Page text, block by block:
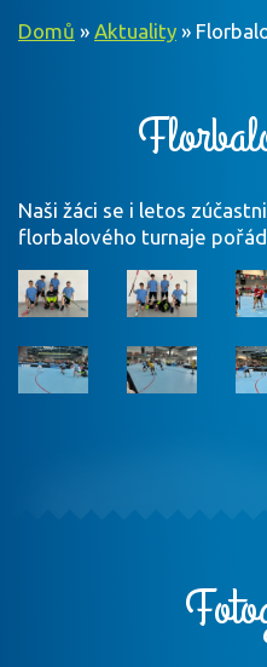
Domů » Aktuality »
Naši žáci se i letos
florbalového turnaje